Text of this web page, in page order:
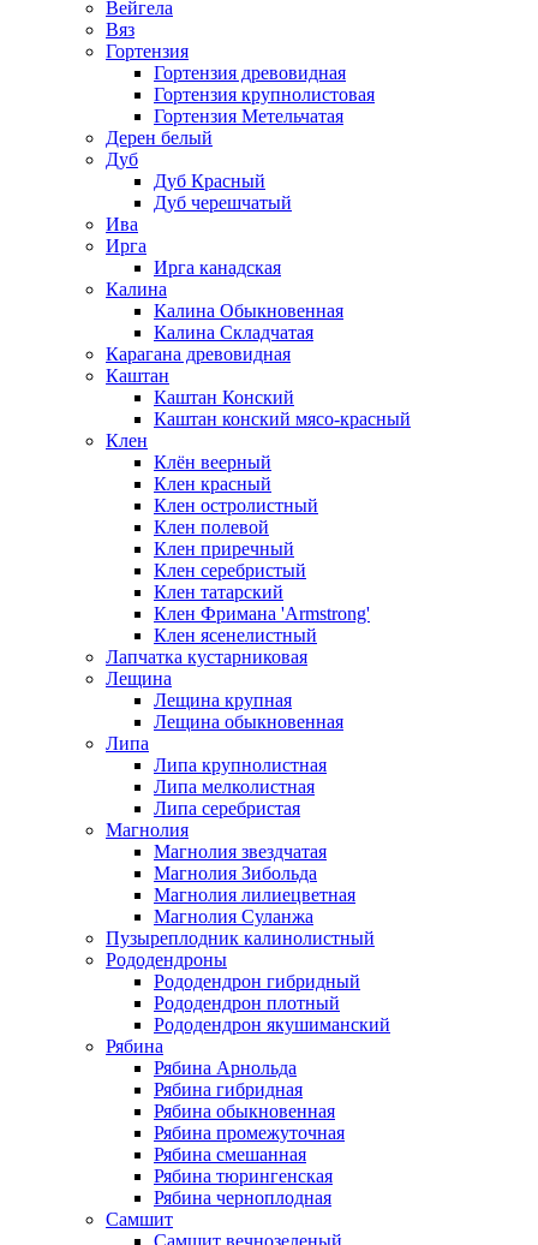
Вейгела
Вяз
Гортензия
Гортензия древовидная
Гортензия крупнолистовая
Гортензия Метельчатая
Дерен белый
Дуб
Дуб Красный
Дуб черешчатый
Ива
Ирга
Ирга канадская
Калина
Калина Обыкновенная
Калина Складчатая
Карагана древовидная
Каштан
Каштан Конский
Каштан конский мясо-красный
Клен
Клён веерный
Клен красный
Клен остролистный
Клен полевой
Клен приречный
Клен серебристый
Клен татарский
Клен Фримана 'Armstrong'
Клен ясенелистный
Лапчатка кустарниковая
Лещина
Лещина крупная
Лещина обыкновенная
Липа
Липа крупнолистная
Липа мелколистная
Липа серебристая
Магнолия
Магнолия звездчатая
Магнолия Зибольда
Магнолия лилиецветная
Магнолия Суланжа
Пузыреплодник калинолистный
Рододендроны
Рододендрон гибридный
Рододендрон плотный
Рододендрон якушиманский
Рябина
Рябина Арнольда
Рябина гибридная
Рябина обыкновенная
Рябина промежуточная
Рябина смешанная
Рябина тюрингенская
Рябина черноплодная
Самшит